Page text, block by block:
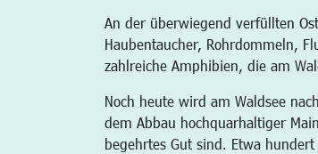
An der überwiegend verfüllten
Haubentaucher, Rohrdommeln,
zahlreiche Amphibien, die am
Noch heute wird am Waldsee
dem Abbau hochquarhaltiger
begehrtes Gut sind. Etwa